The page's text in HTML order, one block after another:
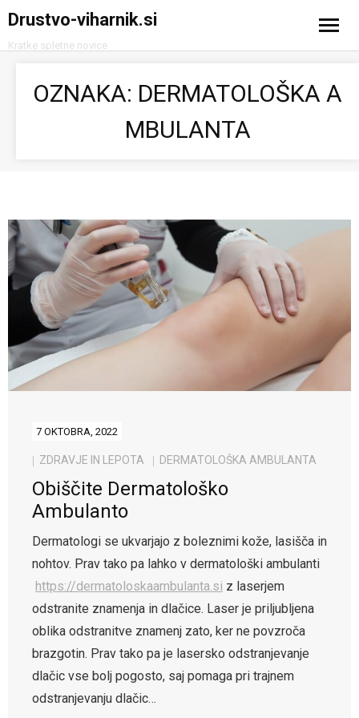
Drustvo-viharnik.si
Kratke spletne novice
OZNAKA: DERMATOLOŠKA A
MBULANTA
7 OKTOBRA, 2022
ZDRAVJE IN LEPOTA DERMATOLOŠKA AMBULANTA
Obiščite Dermatološko
Ambulanto
Dermatologi se ukvarjajo z boleznimi kože, lasišča in
nohtov. Prav tako pa lahko v dermatološki ambulanti
https://dermatoloskaambulanta.si z laserjem
odstranite znamenja in dlačice. Laser je priljubljena
oblika odstranitve znamenj zato, ker ne povzroča
brazgotin. Prav tako pa je lasersko odstranjevanje
dlačic vse bolj pogosto, saj pomaga pri trajnem
odstranjevanju dlačic…